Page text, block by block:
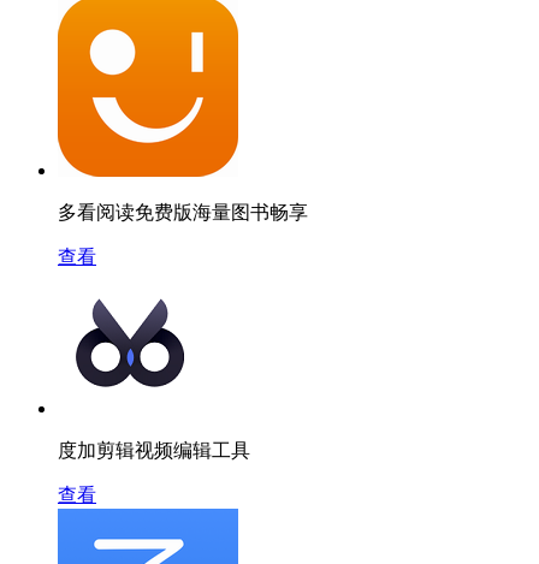
多看阅读免费版海量图书畅享
查看
度加剪辑视频编辑工具
查看